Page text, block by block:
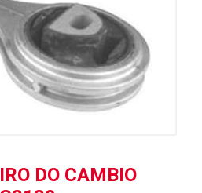
DO CAMBIO